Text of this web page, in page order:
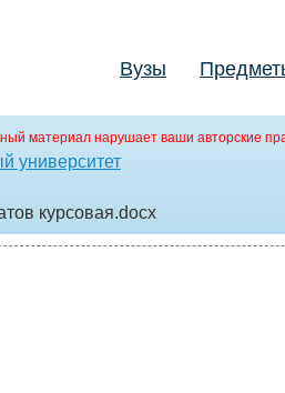
Вузы
материал нарушает ваши авторские
университет
курсовая.docx